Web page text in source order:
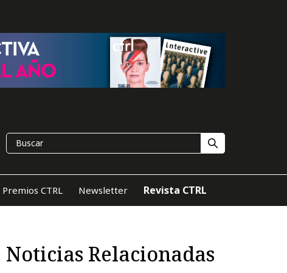
Premios CTRL Newsletter Revista CTRL
Noticias Relacionadas